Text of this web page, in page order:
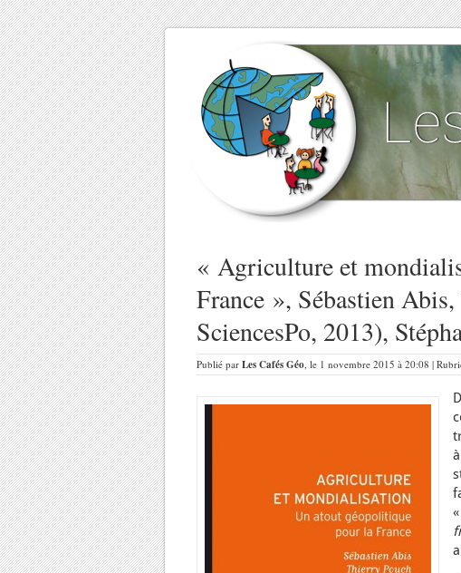
« Agriculture et
France », Sébastien
SciencesPo, 2013),
Publié par Les Cafés Géo, le 1 novembre 2015 à 20:08 |
«